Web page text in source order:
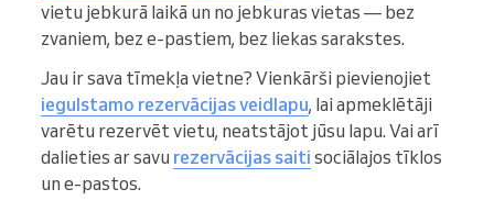
vietu jebkurā laikā un no jebkuras vietas — bez
zvaniem, bez e-pastiem, bez liekas sarakstes.
Jau ir sava tīmekļa vietne? Vienkārši pievienojiet
iegulstamo rezervācijas veidlapu, lai apmeklētāji
varētu rezervēt vietu, neatstājot jūsu lapu. Vai arī
dalieties ar savu rezervācijas saiti sociālajos tīklos
un e-pastos.